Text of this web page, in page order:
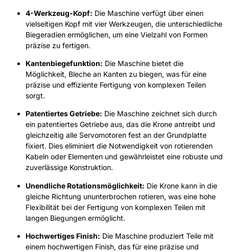
4-Werkzeug-Kopf: Die Maschine verfügt über einen
vielseitigen Kopf mit vier Werkzeugen, die unterschiedliche
Biegeradien ermöglichen, um eine Vielzahl von Formen
präzise zu fertigen.
Kantenbiegefunktion: Die Maschine bietet die
Möglichkeit, Bleche an Kanten zu biegen, was für eine
präzise und effiziente Fertigung von komplexen Teilen
sorgt.
Patentiertes Getriebe: Die Maschine zeichnet sich durch
ein patentiertes Getriebe aus, das die Krone antreibt und
gleichzeitig alle Servomotoren fest an der Grundplatte
fixiert. Dies eliminiert die Notwendigkeit von rotierenden
Kabeln oder Elementen und gewährleistet eine robuste und
zuverlässige Konstruktion.
Unendliche Rotationsmöglichkeit: Die Krone kann in die
gleiche Richtung ununterbrochen rotieren, was eine hohe
Flexibilität bei der Fertigung von komplexen Teilen mit
langen Biegungen ermöglicht.
Hochwertiges Finish: Die Maschine produziert Teile mit
einem hochwertigen Finish, das für eine präzise und